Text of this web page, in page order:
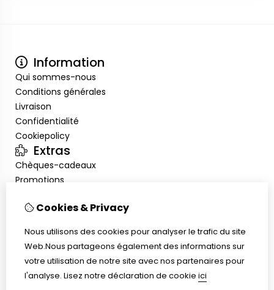
Information
Qui sommes-nous
Conditions générales
Livraison
Confidentialité
Cookiepolicy
Extras
Chèques-cadeaux
Promotions
Inloggen
Service client
Plan du site
Cookies & Privacy
Nous utilisons des cookies pour analyser le trafic du site
Web.Nous partageons également des informations sur
votre utilisation de notre site avec nos partenaires pour
l'analyse. Lisez notre déclaration de cookie ici